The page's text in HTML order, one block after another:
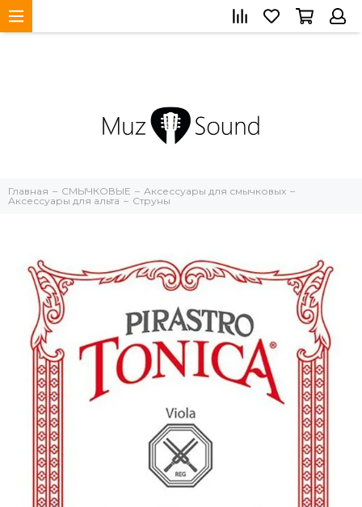
Главная СМЫЧКОВЫЕ
Аксессуары для смычковых
Аксессуары для альта
Струны